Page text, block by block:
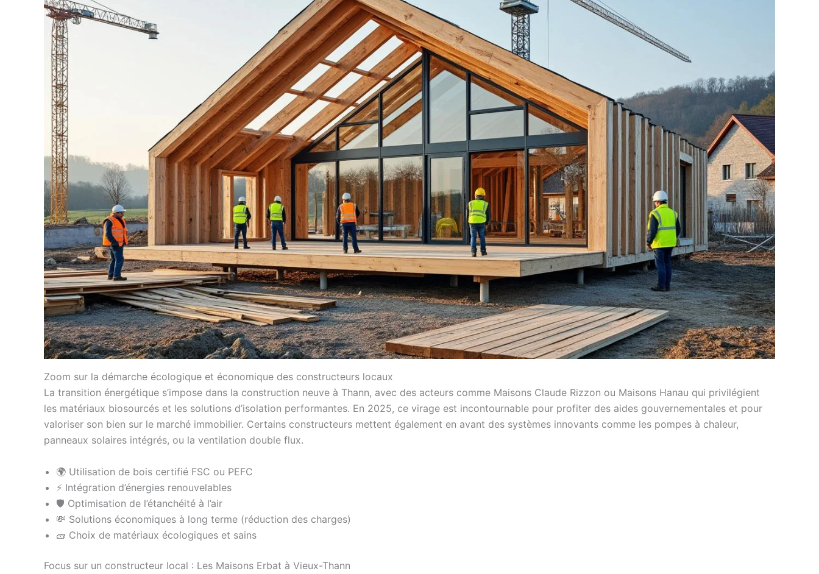
Zoom sur la démarche écologique et économique des constructeurs locaux
La transition énergétique s’impose dans la construction neuve à Thann, avec des acteurs comme Maisons Claude Rizzon ou Maisons Hanau qui privilégient
les matériaux biosourcés et les solutions d’isolation performantes. En 2025, ce virage est incontournable pour profiter des aides gouvernementales et pour
valoriser son bien sur le marché immobilier. Certains constructeurs mettent également en avant des systèmes innovants comme les pompes à chaleur,
panneaux solaires intégrés, ou la ventilation double flux.
🌍 Utilisation de bois certifié FSC ou PEFC
⚡ Intégration d’énergies renouvelables
🛡️ Optimisation de l’étanchéité à l’air
💸 Solutions économiques à long terme (réduction des charges)
🧱 Choix de matériaux écologiques et sains
Focus sur un constructeur local : Les Maisons Erbat à Vieux-Thann